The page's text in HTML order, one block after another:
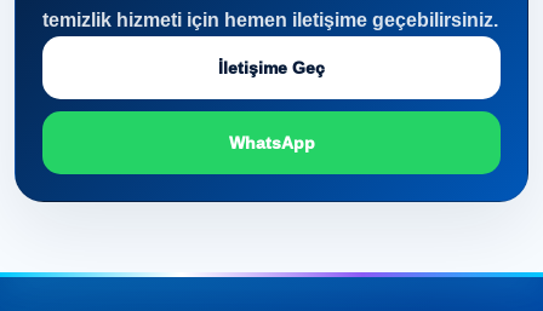
temizlik hizmeti için hemen iletişime geçebilirsiniz.
İletişime Geç
WhatsApp